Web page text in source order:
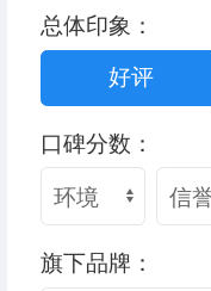
总体印象：
好评
口碑分数：
旗下品牌：